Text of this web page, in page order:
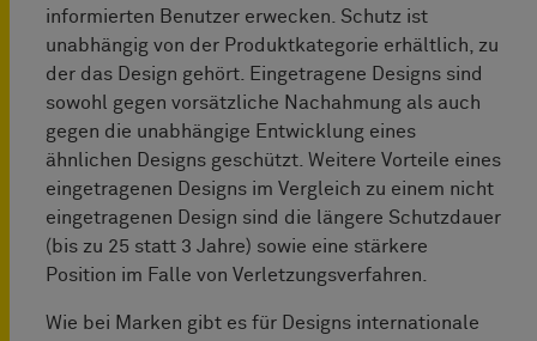
informierten Benutzer erwecken. Schutz ist
unabhängig von der Produktkategorie erhältlich, zu
der das Design gehört. Eingetragene Designs sind
sowohl gegen vorsätzliche Nachahmung als auch
gegen die unabhängige Entwicklung eines
ähnlichen Designs geschützt. Weitere Vorteile eines
eingetragenen Designs im Vergleich zu einem nicht
eingetragenen Design sind die längere Schutzdauer
(bis zu 25 statt 3 Jahre) sowie eine stärkere
Position im Falle von Verletzungsverfahren.
Wie bei Marken gibt es für Designs internationale